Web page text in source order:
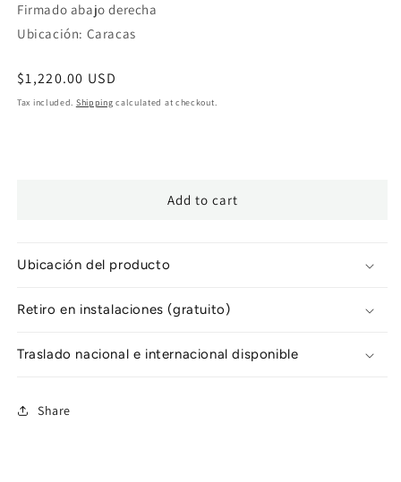
Firmado abajo derecha
Ubicación: Caracas
Regular
price
$1,220.00 USD
Tax included. Shipping calculated at checkout.
Add to cart
Ubicación del producto
Retiro en instalaciones (gratuito)
Traslado nacional e internacional disponible
Share